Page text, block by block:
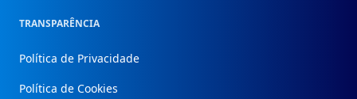
TRANSPARÊNCIA
Política de Privacidade
Política de Cookies